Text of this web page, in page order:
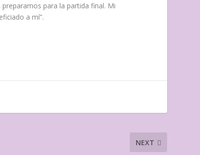
para la partida final. Mi
a mí”.
NEXT